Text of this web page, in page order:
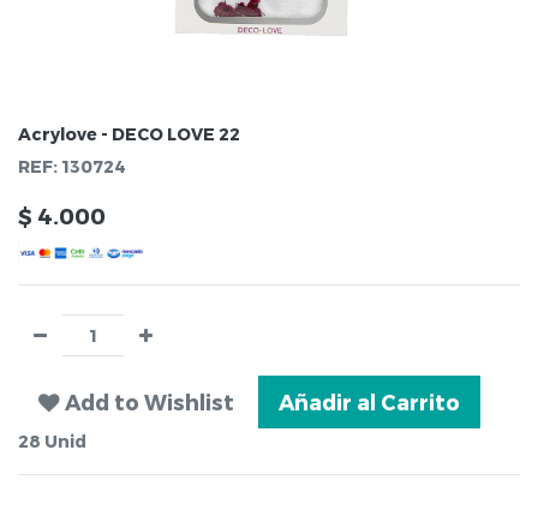
Acrylove - DECO LOVE 22
REF: 130724
$ 4.000
Add to Wishlist Añadir al Carrito
28 Unid